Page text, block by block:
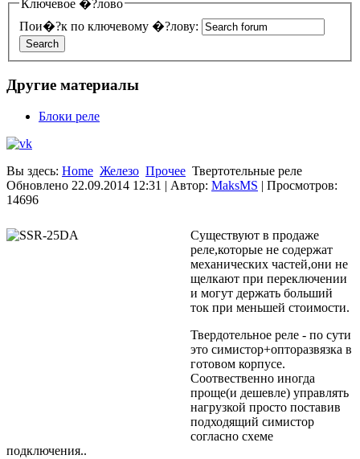
Ключевое �?лово
Пои�?к по ключевому �?лову:
Другие материалы
Блоки реле
Вы здесь: Home Железо Прочее Твертотельные реле
Обновлено 22.09.2014 12:31 | Автор: MaksMS | Просмотров:
14696
Существуют в продаже
реле,которые не содержат
механических частей,они не
щелкают при переключении
и могут держать больший
ток при меньшей стоимости.
Твердотельное реле - по сути
это симистор+опторазвязка в
готовом корпусе.
Соотвественно иногда
проще(и дешевле) управлять
нагрузкой просто поставив
подходящий симистор
согласно схеме
подключения..